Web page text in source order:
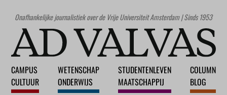
Onafhankelijke journalistiek over de Vrije Universiteit Amsterdam | Sinds 1953
CAMPUS
CULTUUR
WETENSCHAP
ONDERWIJS
STUDENTENLEVEN
MAATSCHAPPIJ
COLUMN
BLOG